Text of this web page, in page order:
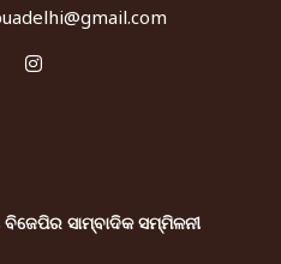
ସାମ୍ବାଦିକ ସମ୍ମିଳନୀ